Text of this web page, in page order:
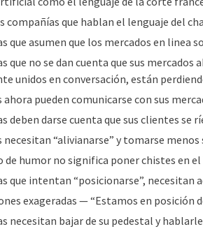
compañías que hablan el lenguaje del
que asumen que los mercados en linea
que no se dan cuenta que sus
unidos en conversación, están
ahora pueden comunicarse con sus
deben darse cuenta que sus clientes se
necesitan “alivianarse” y tomarse
de humor no significa poner chistes en
que intentan “posicionarse”,
exageradas — “Estamos en
necesitan bajar de su pedestal y